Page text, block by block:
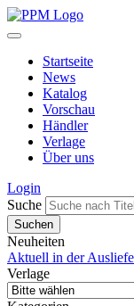
Startseite
News
Katalog
Vorschau
Händler
Verlage
Über uns
Login
Suche
Neuheiten
Aktuell in der
Verlage